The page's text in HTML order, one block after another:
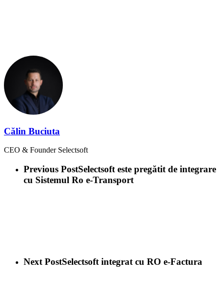
Călin Buciuta
CEO & Founder Selectsoft
Previous PostSelectsoft este pregătit de integrare
cu Sistemul Ro e-Transport
Next PostSelectsoft integrat cu RO e-Factura